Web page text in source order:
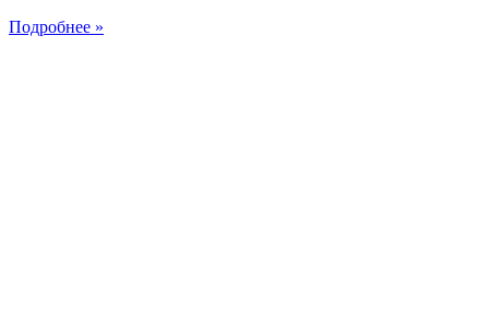
Подробнее »